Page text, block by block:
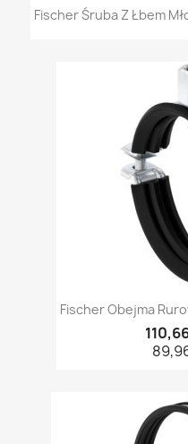
Fischer Śruba Z Łbem
Fischer Obejma